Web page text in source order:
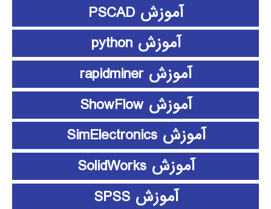
آموزش PSCAD
آموزش python
آموزش rapidminer
آموزش ShowFlow
آموزش SimElectronics
آموزش SolidWorks
آموزش SPSS